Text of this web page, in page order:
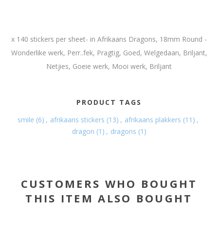
x 140 stickers per sheet- in Afrikaans Dragons, 18mm Round -
Wonderlike werk, Perr..fek, Pragtig, Goed, Welgedaan, Briljant,
Netjies, Goeie werk, Mooi werk, Briljant
PRODUCT TAGS
smile (6) , afrikaans stickers (13) , afrikaans plakkers (11) ,
dragon (1) , dragons (1)
CUSTOMERS WHO BOUGHT
THIS ITEM ALSO BOUGHT